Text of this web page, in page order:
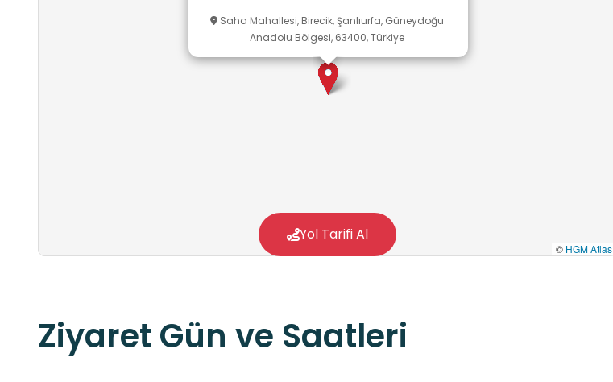
Saha Mahallesi, Birecik, Şanlıurfa, Güneydoğu
Anadolu Bölgesi, 63400, Türkiye
© HGM Atlas
Yol Tarifi Al
Ziyaret Gün ve Saatleri